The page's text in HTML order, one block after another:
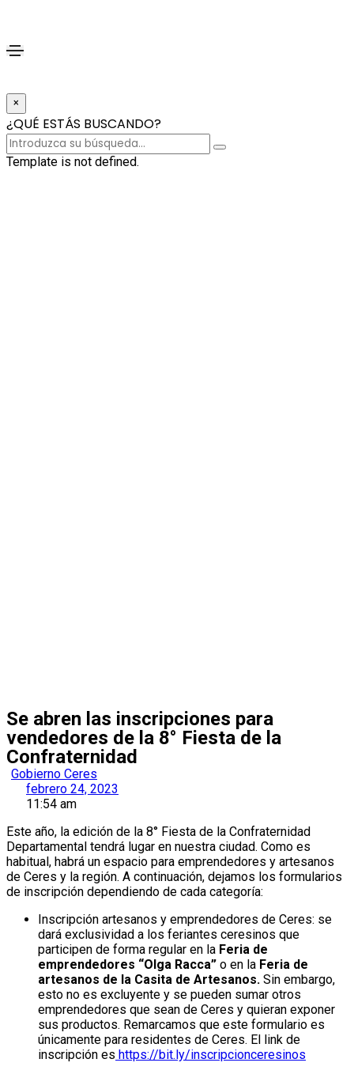
×
¿QUÉ ESTÁS BUSCANDO?
Template is not defined.
Se abren las inscripciones para
vendedores de la 8° Fiesta de la
Confraternidad
Gobierno Ceres
febrero 24, 2023
11:54 am
Este año, la edición de la 8° Fiesta de la Confraternidad
Departamental tendrá lugar en nuestra ciudad. Como es
habitual, habrá un espacio para emprendedores y artesanos
de Ceres y la región. A continuación, dejamos los formularios
de inscripción dependiendo de cada categoría:
Inscripción artesanos y emprendedores de Ceres: se
dará exclusividad a los feriantes ceresinos que
participen de forma regular en la Feria de
emprendedores “Olga Racca” o en la Feria de
artesanos de la Casita de Artesanos. Sin embargo,
esto no es excluyente y se pueden sumar otros
emprendedores que sean de Ceres y quieran exponer
sus productos. Remarcamos que este formulario es
únicamente para residentes de Ceres. El link de
inscripción es https://bit.ly/inscripcionceresinos